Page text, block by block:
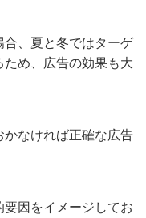
合、夏と冬ではターゲ
め、広告の効果も大
なければ正確な広告
因をイメージしてお